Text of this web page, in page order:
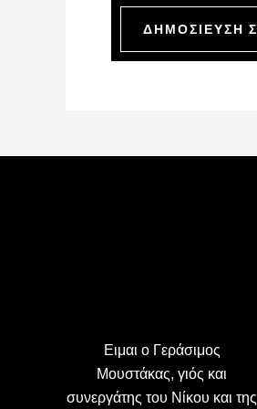
Ειμαι ο Γεράσιμος
Μουστάκας, γιός και
συνεργάτης του Νίκου και της